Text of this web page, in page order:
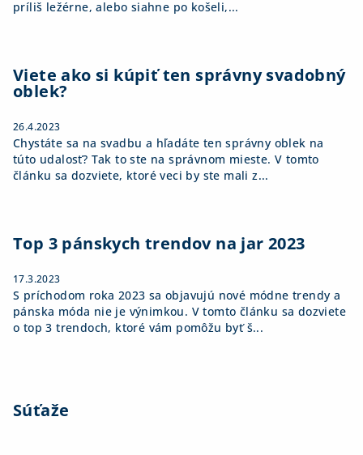
príliš ležérne, alebo siahne po košeli,...
Viete ako si kúpiť ten správny svadobný
oblek?
26.4.2023
Chystáte sa na svadbu a hľadáte ten správny oblek na
túto udalosť? Tak to ste na správnom mieste. V tomto
článku sa dozviete, ktoré veci by ste mali z...
Top 3 pánskych trendov na jar 2023
17.3.2023
S príchodom roka 2023 sa objavujú nové módne trendy a
pánska móda nie je výnimkou. V tomto článku sa dozviete
o top 3 trendoch, ktoré vám pomôžu byť š...
Súťaže